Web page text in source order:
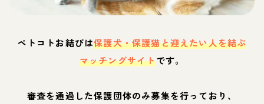
ペトコトお結びは保護犬・保護猫と迎えたい人を結ぶ
マッチングサイトです。
審査を通過した保護団体のみ募集を行っており、